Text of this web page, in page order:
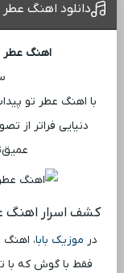
دانلود اهنگ
اهنگ
با اهنگ عطر تو
دنیایی فراتر از
کشف اسرار
در موزیک بابا،
فقط با گوش که با